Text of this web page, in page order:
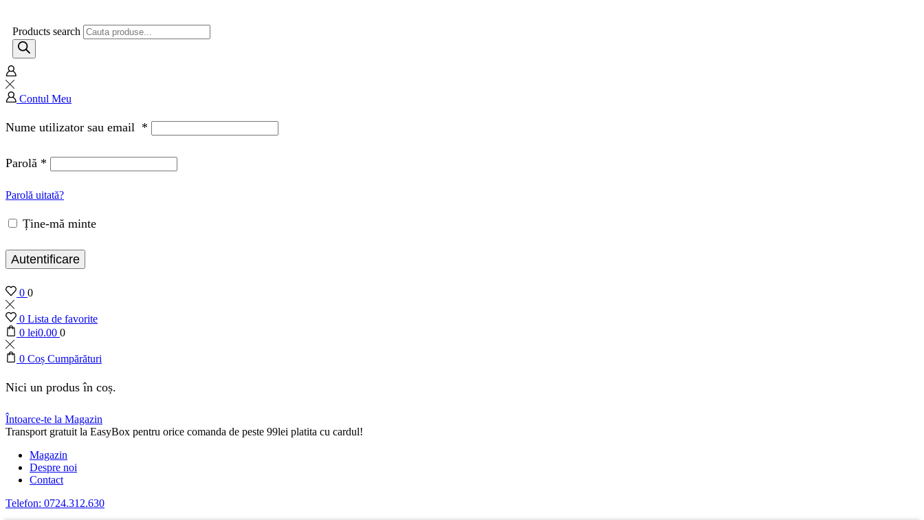
Products search
Contul Meu
Nume utilizator sau email *
Parolă *
Parolă uitată?
Ține-mă minte
Autentificare
0 0
0 Lista de favorite
0 lei0.00 0
0 Coș Cumpărături
Nici un produs în coș.
Întoarce-te la Magazin
Transport gratuit la EasyBox pentru orice comanda de peste 99lei platita cu cardul!
Magazin
Despre noi
Contact
Telefon: 0724.312.630